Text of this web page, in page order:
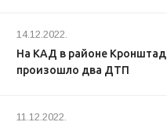
14.12.2022.
На КАД в районе
произошло два ДТП
11.12.2022.